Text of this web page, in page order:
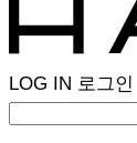
LOG IN 로그인